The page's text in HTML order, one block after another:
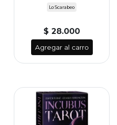
Lo Scarabeo
$ 28.000
Agregar al carro